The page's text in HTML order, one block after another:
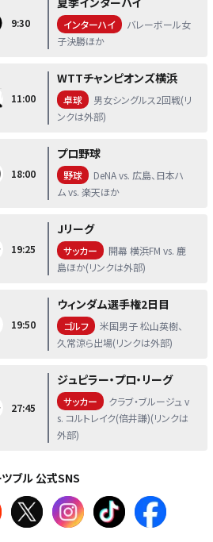
9:30 インターハイ
バレーボール女
子決勝ほか
11:00
WTTチャンピオンズ横浜
卓球
男女シングルス2回戦(リ
ンクは外部)
18:00
プロ野球
野球
DeNA vs. 広島、日本ハ
ム vs. 楽天ほか
19:25
Jリーグ
サッカー
開幕 横浜FM vs. 鹿
島ほか(リンクは外部)
19:50
ウィンダム選手権2日目
ゴルフ
米国男子 松山英樹、
久常涼ら出場(リンクは外部)
27:45
ジュピラー・プロ・リーグ
サッカー
クラブ・ブルージュ v
s. コルトレイク(倍井謙)(リンクは
外部)
ブル 公式SNS